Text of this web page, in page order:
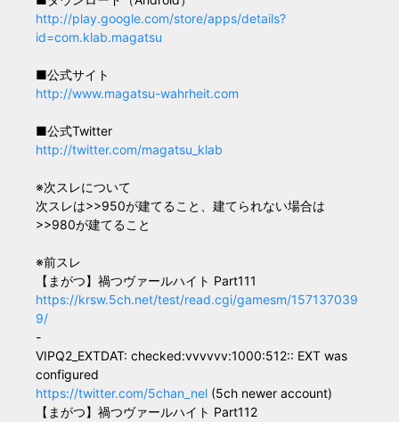
http://play.google.com/store/apps/details?
id=com.klab.magatsu
■公式サイト
http://www.magatsu-wahrheit.com
■公式Twitter
http://twitter.com/magatsu_klab
※次スレについて
次スレは>>950が建てること、建てられない場合は
>>980が建てること
※前スレ
【まがつ】禍つヴァールハイト Part111
https://krsw.5ch.net/test/read.cgi/gamesm/157137039
9/
-
VIPQ2_EXTDAT: checked:vvvvvv:1000:512:: EXT was
configured
https://twitter.com/5chan_nel (5ch newer account)
【まがつ】禍つヴァールハイト Part112